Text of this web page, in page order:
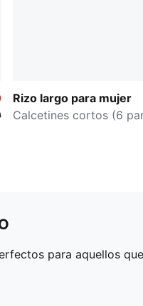
Rizo largo para mujer
Calcetines cortos (6
para aquellos